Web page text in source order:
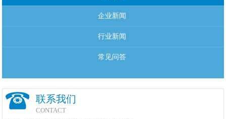
企业新闻
行业新闻
常见问答
联系我们
CONTACT